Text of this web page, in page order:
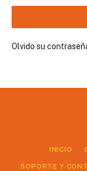
Olvido su
INICIO
SOPORTE Y